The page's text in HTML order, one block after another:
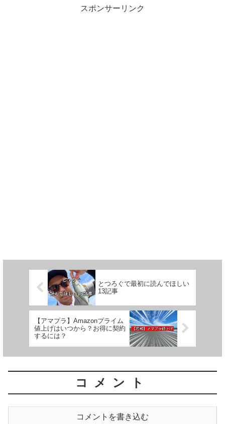
スポンサーリンク
とつろぐで最初に読んでほしい
13記事
【アマプラ】Amazonプライム
値上げはいつから？お得に契約
するには？
コメント
コメントを書き込む